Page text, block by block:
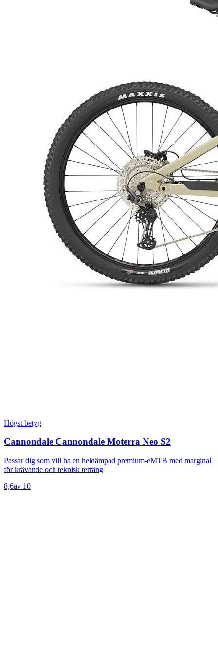
Högst betyg
Cannondale Cannondale Moterra Neo S2
Passar dig som vill ha en heldämpad premium-eMTB med marginal
för krävande och teknisk terräng
8,6av 10